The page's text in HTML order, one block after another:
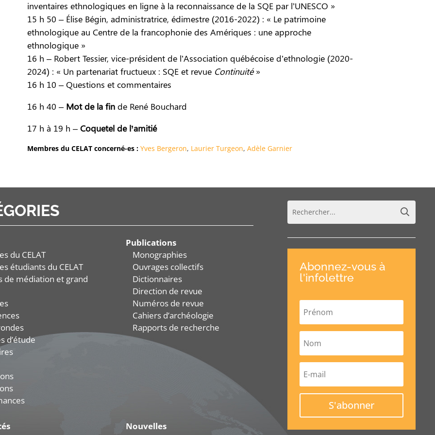
inventaires ethnologiques en ligne à la reconnaissance de la SQE par l’UNESCO »
15 h 50 – Élise Bégin, administratrice, édimestre (2016-2022) : « Le patrimoine
ethnologique au Centre de la francophonie des Amériques : une approche
ethnologique »
16 h – Robert Tessier, vice-président de l’Association québécoise d’ethnologie (2020-
2024) : « Un partenariat fructueux : SQE et revue Continuité»
16 h 10 – Questions et commentaires
16 h 40 – Mot de la finde René Bouchard
17 h à 19 h –Coquetel de l’amitié
Membres du CELAT concerné-es : Yves Bergeron, Laurier Turgeon, Adèle Garnier
du CELAT
étudiants du CELAT
de médiation et grand
d’étude
Publications
Monographies
Ouvrages collectifs
Dictionnaires
Direction de revue
Numéros de revue
Cahiers d’archéologie
Rapports de recherche
Nouvelles
Abonnez-vous à
l'infolettre
S'abonner